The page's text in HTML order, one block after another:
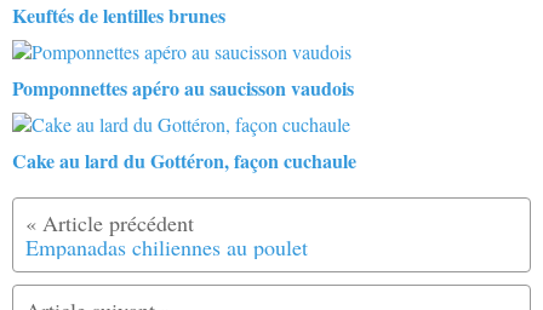
Keuftés de lentilles brunes
Pomponnettes apéro au saucisson vaudois
Cake au lard du Gottéron, façon cuchaule
Empanadas chiliennes au poulet